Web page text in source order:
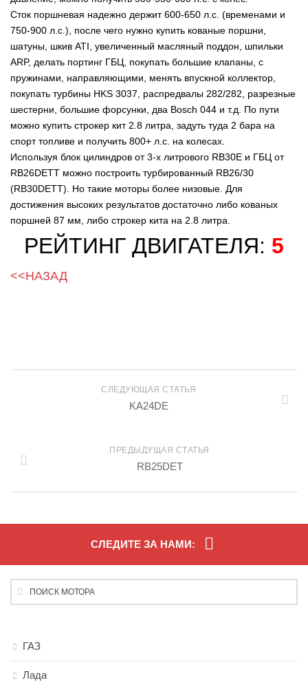
Cток поршневая надежно держит 600-650 л.с. (временами и
750-900 л.с.), после чего нужно купить кованые поршни,
шатуны, шкив ATI, увеличенный масляный поддон, шпильки
ARP, делать портинг ГБЦ, покупать большие клапаны, с
пружинами, направляющими, менять впускной коллектор,
покупать турбины HKS 3037, распредвалы 282/282, разрезные
шестерни, большие форсунки, два Bosch 044 и т.д. По пути
можно купить строкер кит 2.8 литра, задуть туда 2 бара на
спорт топливе и получить 800+ л.с. на колесах.
Используя блок цилиндров от 3-х литрового RB30E и ГБЦ от
RB26DETT можно построить турбированный RB26/30
(RB30DETT). Но такие моторы более низовые. Для
достижения высоких результатов достаточно либо кованых
поршней 87 мм, либо строкер кита на 2.8 литра.
РЕЙТИНГ ДВИГАТЕЛЯ: 5
<<НАЗАД
СЛЕДУЮЩАЯ СТАТЬЯ
KA24DE
ПРЕДЫДУЩАЯ СТАТЬЯ
RB25DET
СЛЕДИТЕ ЗА НАМИ:
ГАЗ
Лада